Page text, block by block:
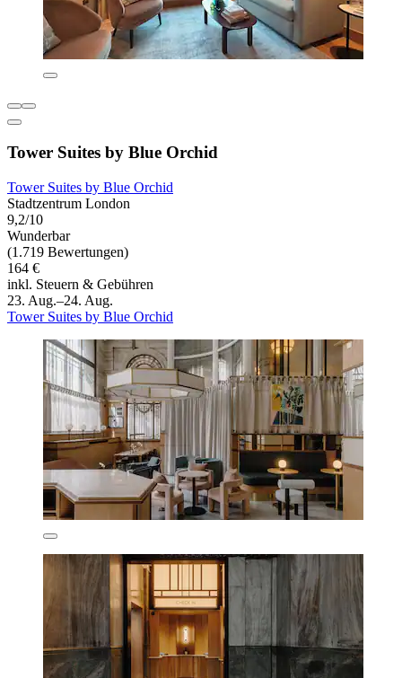
Tower Suites by Blue Orchid
Tower Suites by Blue Orchid
Stadtzentrum London
9,2/10
Wunderbar
(1.719 Bewertungen)
164 €
inkl. Steuern & Gebühren
23. Aug.–24. Aug.
Tower Suites by Blue Orchid